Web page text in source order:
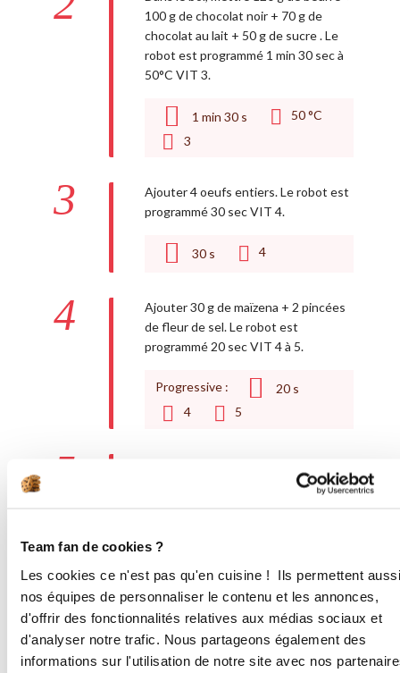
Team fan de cookies ?
Les cookies ce n'est pas qu'en cuisine ! Ils permettent
nos équipes de personnaliser le contenu et les annonces,
d'offrir des fonctionnalités relatives aux médias sociaux et
d'analyser notre trafic. Nous partageons également des
informations sur l'utilisation de notre site avec nos
100 g de chocolat noir + 70 g de
chocolat au lait + 50 g de sucre . Le
robot est programmé 1 min 30 sec à
50°C VIT 3.
1 min 30 s
50 °C
3
3
Ajouter 4 oeufs entiers. Le robot est
programmé 30 sec VIT 4.
30 s 4
4
Ajouter 30 g de maïzena + 2 pincées
de fleur de sel. Le robot est
programmé 20 sec VIT 4 à 5.
Progressive : 20 s
4
5
5
6
Verser de l'eau dans le réservoir de la
yaourtière, au maxi. Installer les 6
pots et les remplir à parts égales (ils
gonfleront un peu pendant la
cuisson). Si vous avez la yaourtière 12